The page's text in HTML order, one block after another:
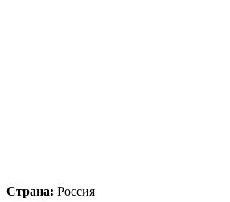
Страна: Россия